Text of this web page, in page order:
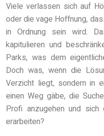
Viele verlassen sich auf
oder die vage Hoffnung,
in Ordnung sein wird.
kapitulieren und
Parks, was dem
Doch was, wenn die
Verzicht liegt, sondern in
einen Weg gäbe, die
Profi anzugehen und sich
erarbeiten?